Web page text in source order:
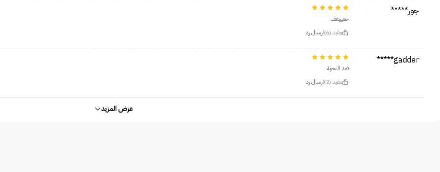
جور*****
خفيييفف
مفيد (6)
ارسال رد
gadder*****
قيد التجربة
مفيد (2)
ارسال رد
عرض المزيد